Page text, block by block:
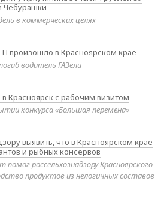
Чебурашки
в коммерческих целях
произошло в Красноярском крае
водитель ГАЗели
Красноярск с рабочим визитом
конкурса «Большая перемена»
выявить, что в Красноярском крае
и рыбных консервов
россельхознадзору Красноярского
продуктов из нелогичных составов